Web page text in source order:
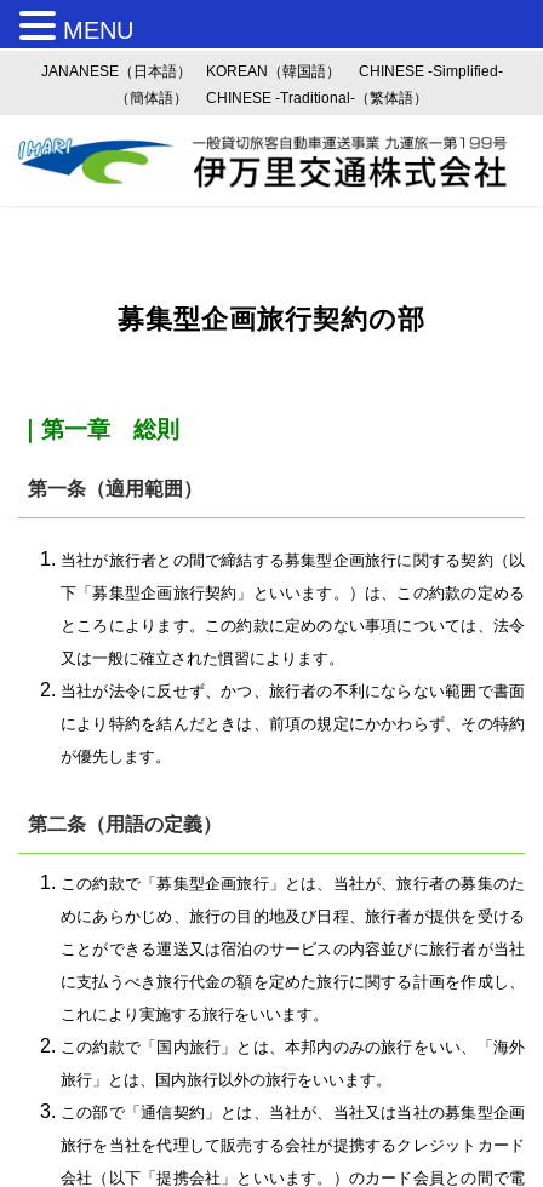
JANANESE（日本語） KOREAN（韓国語）
CHINESE -Simplified-
（簡体語）
CHINESE -Traditional-（繁体語）
募集型企画旅行契約の部
｜第一章 総則
第一条（適用範囲）
当社が旅行者との間で締結する募集型企画旅行に関する契約（以
下「募集型企画旅行契約」といいます。）は、この約款の定める
ところによります。この約款に定めのない事項については、法令
又は一般に確立された慣習によります。
当社が法令に反せず、かつ、旅行者の不利にならない範囲で書面
により特約を結んだときは、前項の規定にかかわらず、その特約
が優先します。
第二条（用語の定義）
この約款で「募集型企画旅行」とは、当社が、旅行者の募集のた
めにあらかじめ、旅行の目的地及び日程、旅行者が提供を受ける
ことができる運送又は宿泊のサービスの内容並びに旅行者が当社
に支払うべき旅行代金の額を定めた旅行に関する計画を作成し、
これにより実施する旅行をいいます。
この約款で「国内旅行」とは、本邦内のみの旅行をいい、「海外
旅行」とは、国内旅行以外の旅行をいいます。
この部で「通信契約」とは、当社が、当社又は当社の募集型企画
旅行を当社を代理して販売する会社が提携するクレジットカード
会社（以下「提携会社」といいます。）のカード会員との間で電
MENU